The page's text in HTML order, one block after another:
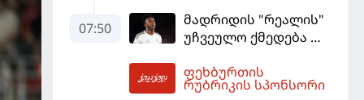
კალათბურთელია
07:50
მადრიდის "რეალის"
უჩვეულო ქმედება და
ვინისიუსის
მომავალი გადაწყდა
ფეხბურთის
რუბრიკის სპონსორი